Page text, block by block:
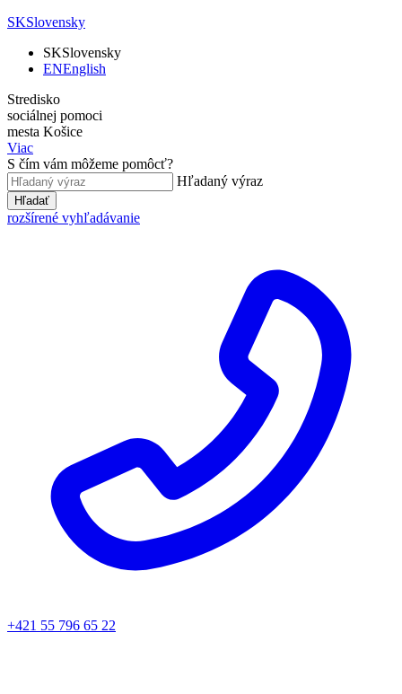
SKSlovensky
SKSlovensky
ENEnglish
Stredisko
sociálnej pomoci
mesta Košice
Viac
S čím vám môžeme pomôcť?
Hľadaný výraz
Hľadať
rozšírené vyhľadávanie
+421 55 796 65 22